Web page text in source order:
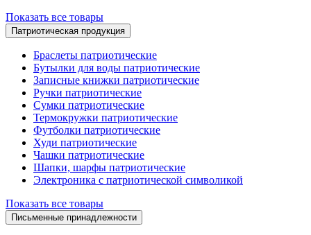
Показать все товары
Патриотическая продукция
Браслеты патриотические
Бутылки для воды патриотические
Записные книжки патриотические
Ручки патриотические
Сумки патриотические
Термокружки патриотические
Футболки патриотические
Худи патриотические
Чашки патриотические
Шапки, шарфы патриотические
Электроника с патриотической символикой
Показать все товары
Письменные принадлежности